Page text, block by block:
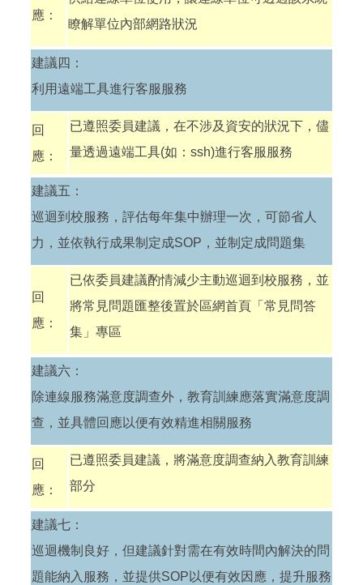
應：
瞭解單位內部網路狀況
建議四：
利用遠端工具進行客服服務
回
應：
已遵照委員建議，在不涉及資安的狀況下，儘
量透過遠端工具(如：ssh)進行客服服務
建議五：
巡迴到校服務，評估每年集中辦理一次，可節省人
力，並依執行成果制定成SOP，並制定成問題集
回
應：
已依委員建議酌情減少主動巡迴到校服務，並
將常見問題匯整後置於區網首頁「常見問答
集」專區
建議六：
除連線服務滿意度調查外，教育訓練應落實滿意度調
查，並具體回應以便有效精進相關服務
回
應：
已遵照委員建議，將滿意度調查納入教育訓練
部分
建議七：
巡迴機制良好，但建議針對需在有效時間內解決的問
題能納入服務，並提供SOP以便有效因應，提升服務